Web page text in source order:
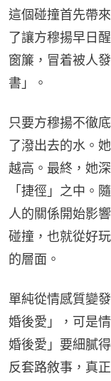
這個碰撞首先帶
了讓方穆揚早日
窗簾，冒着被人
書」。
只要方穆揚不徹
了潑出去的水。
越高。最終，她
「捷徑」之中。
人的關係開始影
碰撞，也就從好
的層面。
單純從情感質變
婚後愛」，可是
婚後愛」要細膩
反套路敘事，真